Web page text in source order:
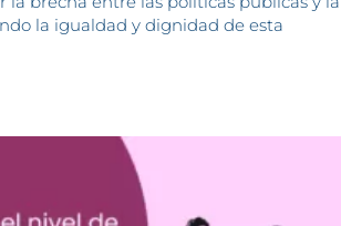
la igualdad y dignidad de esta